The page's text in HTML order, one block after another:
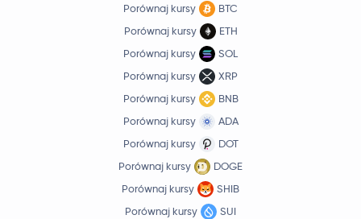
Porównaj kursy
BTC
Porównaj kursy
ETH
Porównaj kursy
SOL
Porównaj kursy
XRP
Porównaj kursy
BNB
Porównaj kursy
ADA
Porównaj kursy
DOT
Porównaj kursy
DOGE
Porównaj kursy
SHIB
Porównaj kursy
SUI